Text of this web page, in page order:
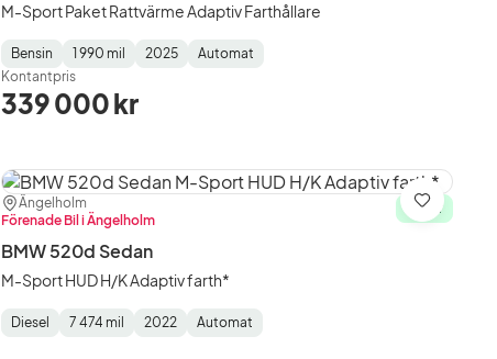
M-Sport Paket Rattvärme Adaptiv Farthållare
Fuel
Type:
Bensin
Mätarställning:
1 990 mil
Model
Year:
2025
Gearbox
Type:
Automat
Kontantpris
339 000 kr
Plats:
Ängelholm
Återförsäljare:
Förenade Bil i Ängelholm
I lager
BMW 520d Sedan
M-Sport HUD H/K Adaptiv farth*
Fuel
Diesel
Mätarställning:
7 474 mil
Model
2022
Gearbox
Automat
Spara